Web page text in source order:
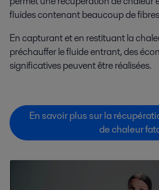
fluides contenant beaucoup de
En capturant et en restituant la
préchauffer le fluide entrant, des
significatives peuvent être réalisées.
En savoir plus sur la
de chaleur